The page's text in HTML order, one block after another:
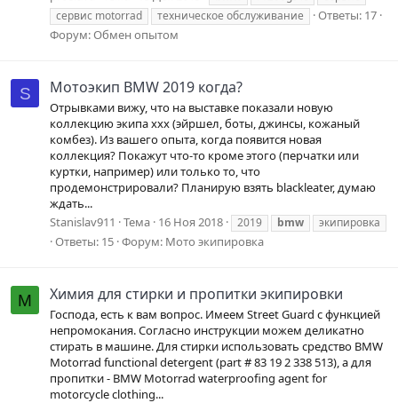
сервис motorrad
техническое обслуживание
Ответы: 17
Форум:Обмен опытом
S Мотоэкип BMW 2019 когда?
Отрывками вижу, что на выставке показали новую
коллекцию экипа ххх (эйршел, боты, джинсы, кожаный
комбез). Из вашего опыта, когда появится новая
коллекция? Покажут что-то кроме этого (перчатки или
куртки, например) или только то, что
продемонстрировали? Планирую взять blackleater, думаю
ждать...
Stanislav911
Тема 16 Ноя 2018 2019 bmw экипировка
Ответы: 15 Форум: Мото экипировка
M Химия для стирки и пропитки экипировки
Господа, есть к вам вопрос. Имеем Street Guard с функцией
непромокания. Согласно инструкции можем деликатно
стирать в машине. Для стирки использовать средство BMW
Motorrad functional detergent (part # 83 19 2 338 513), а для
пропитки - BMW Motorrad waterproofing agent for
motorcycle clothing...